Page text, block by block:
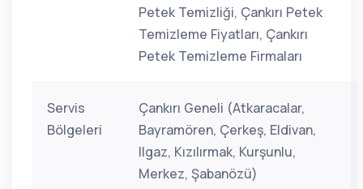
Petek Temizliği, Çankırı Petek
Temizleme Fiyatları, Çankırı
Petek Temizleme Firmaları
Servis
Bölgeleri
Çankırı Geneli (Atkaracalar,
Bayramören, Çerkeş, Eldivan,
Ilgaz, Kızılırmak, Kurşunlu,
Merkez, Şabanözü)